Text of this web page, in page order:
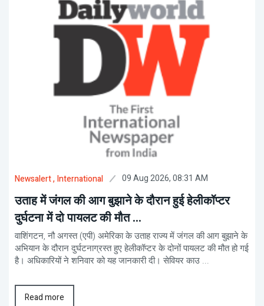
Newsalert, International 09 Aug 2026, 08:31 AM
उताह में जंगल की आग बुझाने के दौरान हुई हेलीकॉप्टर
दुर्घटना में दो पायलट की मौत ...
वाशिंगटन, नौ अगस्त (एपी) अमेरिका के उताह राज्य में जंगल की आग बुझाने के
अभियान के दौरान दुर्घटनाग्रस्त हुए हेलीकॉप्टर के दोनों पायलट की मौत हो गई
है। अधिकारियों ने शनिवार को यह जानकारी दी। सेवियर काउ ...
Read more